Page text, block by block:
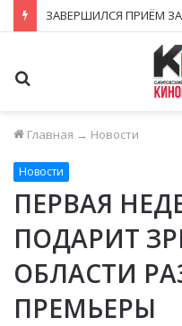
Главная → Новости
Новости
ПЕРВАЯ
ПОДАРИТ
ОБЛАСТИ
ПРЕМЬЕРЫ